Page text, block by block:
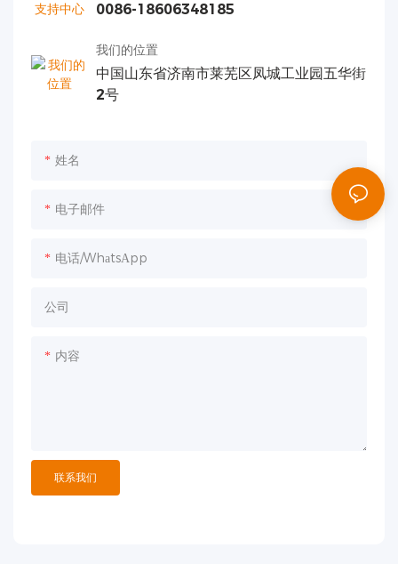
0086-18606348185
我们的位置
中国山东省济南市莱芜区凤城工业园五华街
2号
姓名
电子邮件
电话/WhatsApp
公司
内容
联系我们